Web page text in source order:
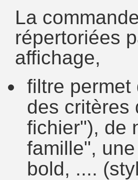
La
répertoriées
affichage,
filtre
des critères
fichier"), de
famille",
bold, ....